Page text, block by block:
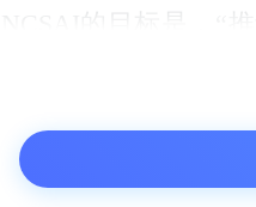
防要求”。美国军事
此前，NCSAI已经